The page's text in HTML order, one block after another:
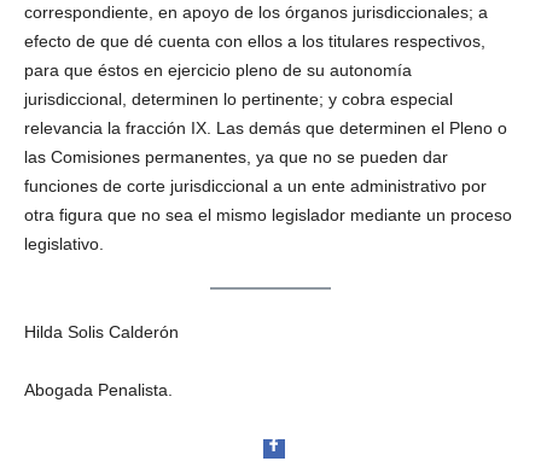
correspondiente, en apoyo de los órganos jurisdiccionales; a
efecto de que dé cuenta con ellos a los titulares respectivos,
para que éstos en ejercicio pleno de su autonomía
jurisdiccional, determinen lo pertinente; y cobra especial
relevancia la fracción IX. Las demás que determinen el Pleno o
las Comisiones permanentes, ya que no se pueden dar
funciones de corte jurisdiccional a un ente administrativo por
otra figura que no sea el mismo legislador mediante un proceso
legislativo.
Hilda Solis Calderón
Abogada Penalista.